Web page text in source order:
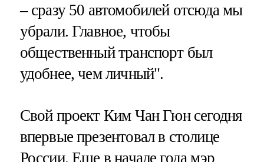
– сразу 50 автомобилей отсюда мы
убрали. Главное, чтобы
общественный транспорт был
удобнее, чем личный".
Свой проект Ким Чан Гюн сегодня
впервые презентовал в столице
России. Еще в начале года мэр